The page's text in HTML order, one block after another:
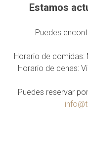
Estamos
Puedes
Horario de comidas:
Horario de cenas:
Puedes reservar